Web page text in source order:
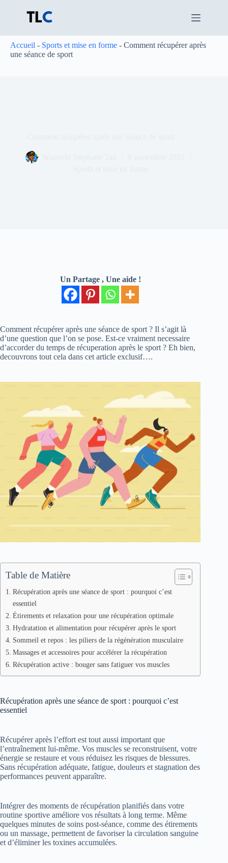
Accueil - Sports et mise en forme - Comment récupérer après
une séance de sport
Un Partage , Une aide !
Comment récupérer après une séance de sport ? Il s’agit là
d’une question que l’on se pose. Est-ce vraiment necessaire
d’accorder du temps de récuperation après le sport ? Eh bien,
decouvrons tout cela dans cet article exclusif….
Table de Matière
Récupération après une séance de sport : pourquoi c’est
essentiel
Étirements et relaxation pour une récupération optimale
Hydratation et alimentation pour récupérer après le sport
Sommeil et repos : les piliers de la régénération musculaire
Massages et accessoires pour accélérer la récupération
Récupération active : bouger sans fatiguer vos muscles
Récupération après une séance de sport : pourquoi c’est
essentiel
Récupérer après l’effort est tout aussi important que
l’entraînement lui-même. Vos muscles se reconstruisent, votre
énergie se restaure et vous réduisez les risques de blessures.
Sans récupération adéquate, fatigue, douleurs et stagnation des
performances peuvent apparaître.
Intégrer des moments de récupération planifiés dans votre
routine sportive améliore vos résultats à long terme. Même
quelques minutes de soins post-séance, comme des étirements
ou un massage, permettent de favoriser la circulation sanguine
et d’éliminer les toxines accumulées.